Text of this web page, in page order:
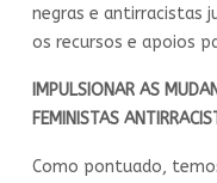
negras e antirracistas
os recursos e apoios
IMPULSIONAR AS
FEMINISTAS
Como pontuado,